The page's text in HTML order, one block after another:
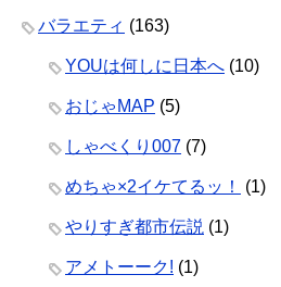
バラエティ (163)
YOUは何しに日本へ (10)
おじゃMAP (5)
しゃべくり007 (7)
めちゃ×2イケてるッ！ (1)
やりすぎ都市伝説 (1)
アメトーーク! (1)